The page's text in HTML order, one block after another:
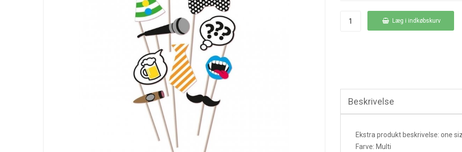
Læg i indkøbskurv
Beskrivelse
Ekstra produkt beskrivelse: one
Farve: Multi